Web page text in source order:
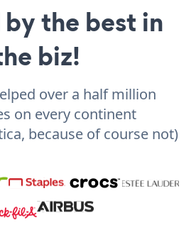
the best in
biz!
over a half million
on every continent
because of course not)